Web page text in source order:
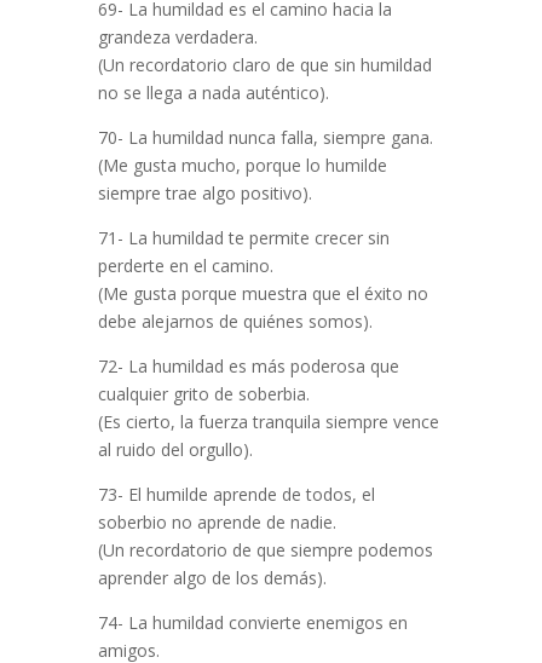
69- La humildad es el camino hacia la
grandeza verdadera.
(Un recordatorio claro de que sin humildad
no se llega a nada auténtico).
70- La humildad nunca falla, siempre gana.
(Me gusta mucho, porque lo humilde
siempre trae algo positivo).
71- La humildad te permite crecer sin
perderte en el camino.
(Me gusta porque muestra que el éxito no
debe alejarnos de quiénes somos).
72- La humildad es más poderosa que
cualquier grito de soberbia.
(Es cierto, la fuerza tranquila siempre vence
al ruido del orgullo).
73- El humilde aprende de todos, el
soberbio no aprende de nadie.
(Un recordatorio de que siempre podemos
aprender algo de los demás).
74- La humildad convierte enemigos en
amigos.